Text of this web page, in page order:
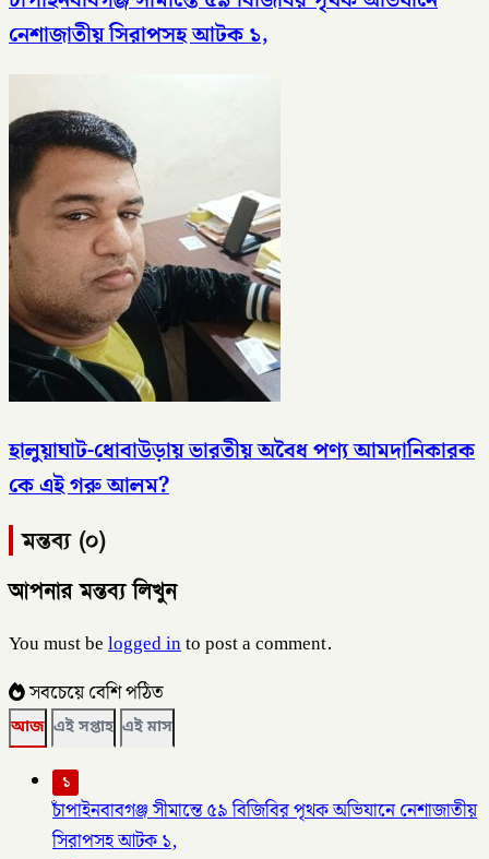
নেশাজাতীয় সিরাপসহ আটক ১,
হালুয়াঘাট-ধোবাউড়ায় ভারতীয় অবৈধ পণ্য আমদানিকারক
কে এই গরু আলম?
মন্তব্য (০)
আপনার মন্তব্য লিখুন
You must belogged into post a comment.
সবচেয়ে বেশি পঠিত
আজ এই সপ্তাহ এই মাস
১
চাঁপাইনবাবগঞ্জ সীমান্তে ৫৯ বিজিবির পৃথক অভিযানে নেশাজাতীয়
সিরাপসহ আটক ১,